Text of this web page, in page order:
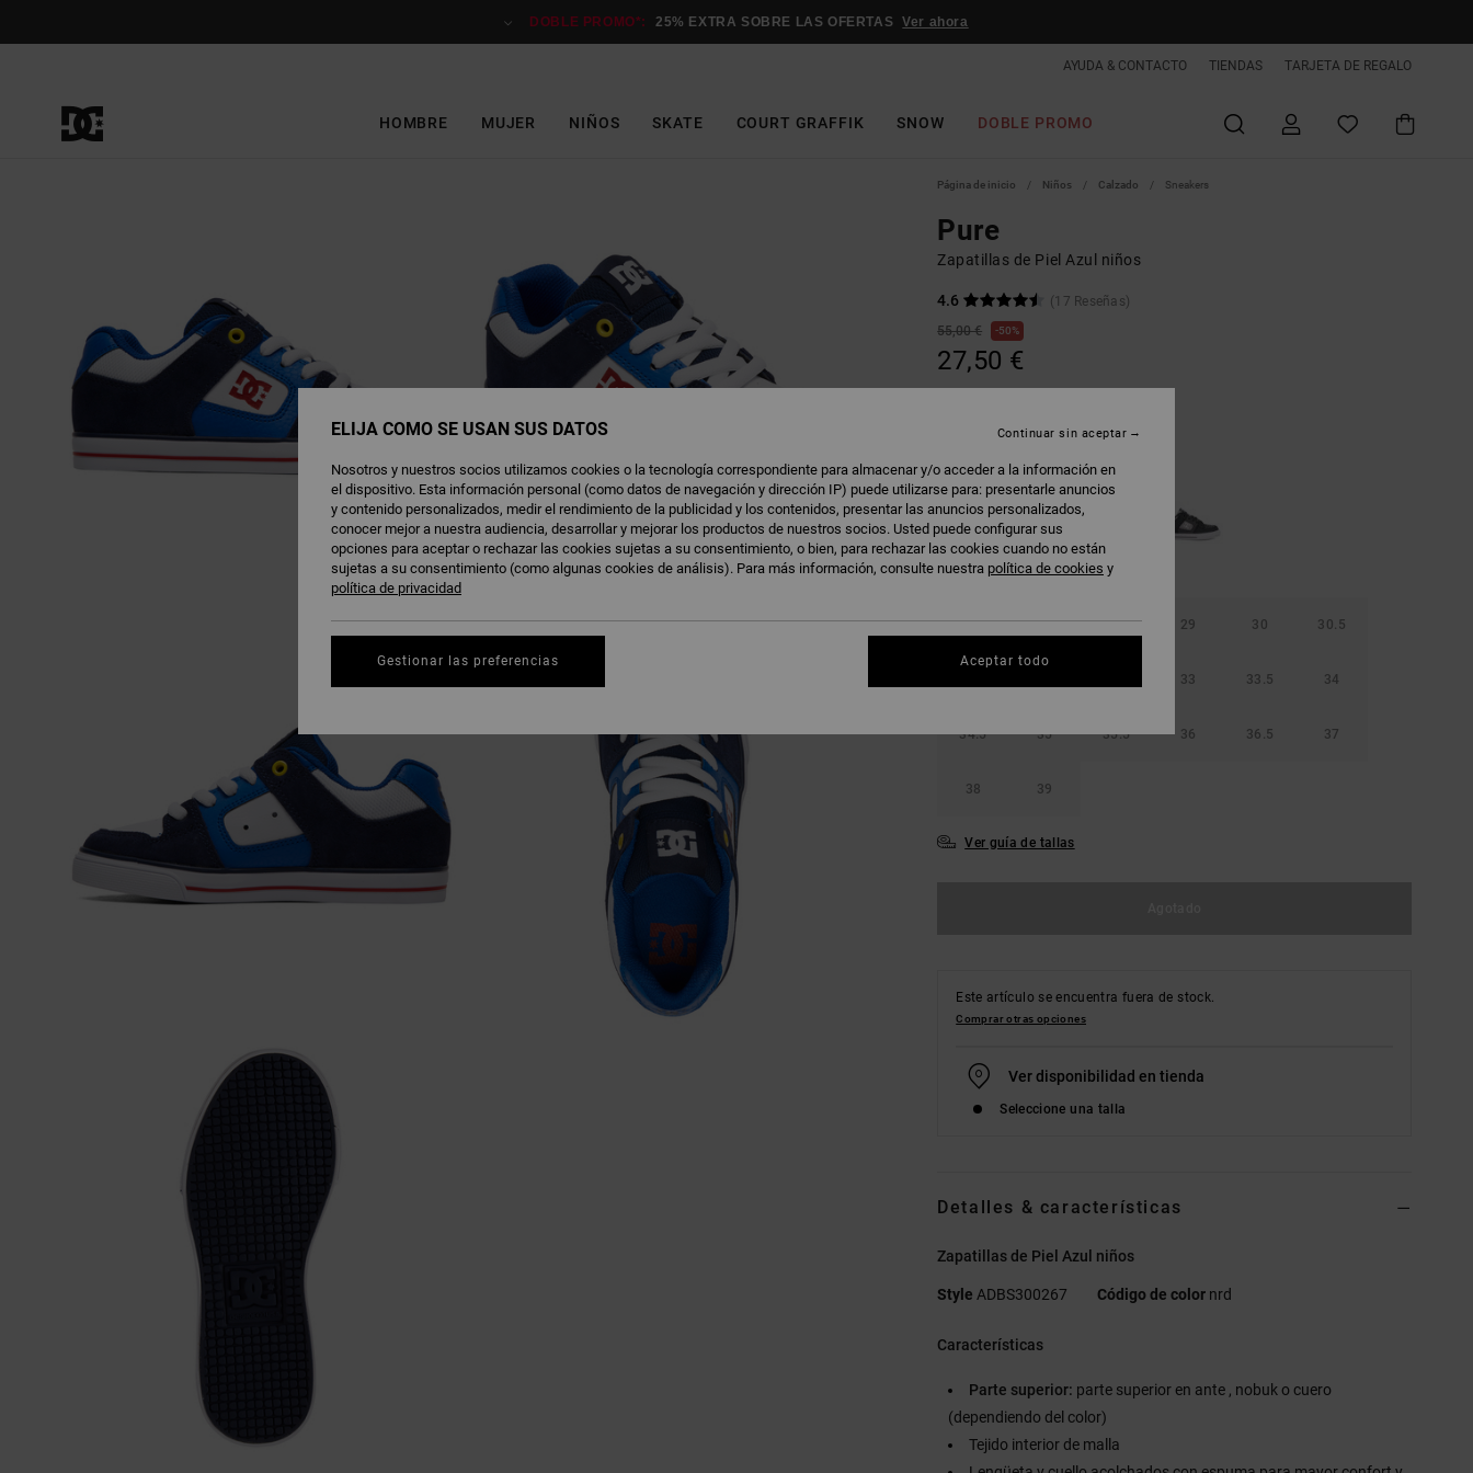
DOBLE PROMO*: 25% EXTRA SOBRE LAS OFERTAS Ver ahora
AYUDA & CONTACTO TIENDAS TARJETA DE REGALO
HOMBRE MUJER NIÑOS SKATE COURT GRAFFIK SNOW DOBLE PROMO
Página de inicio Niños Calzado Sneakers
Pure
Zapatillas de Piel Azul niños
4.6
(17 Reseñas)
55,00 €
50%
27,50 €
Navy/red
27.5 28 28.5 29 30 30.5
33 33.5 34
34.5 35 35.5 36 36.5 37
38 39
Ver guía de tallas
Este artículo se encuentra fuera de stock.
Comprar otras opciones
Ver disponibilidad en tienda
Seleccione una talla
Detalles & características
Zapatillas de Piel Azul niños
Style ADBS300267 Código de color nrd
Características
Parte superior: parte superior en ante , nobuk o cuero
(dependiendo del color)
Tejido interior de malla
ELIJA CÓMO SE USAN SUS DATOS
Nosotros y nuestros socios utilizamos cookies o la tecnología correspondiente para almacenar y/o acceder a la información en
el dispositivo. Esta información personal (como datos de navegación y dirección IP) puede utilizarse para: presentarle anuncios
y contenido personalizados, medir el rendimiento de la publicidad y los contenidos, presentar las anuncios personalizados,
conocer mejor a nuestra audiencia, desarrollar y mejorar los productos de nuestros socios. Usted puede configurar sus
opciones para aceptar o rechazar las cookies sujetas a su consentimiento, o bien, para rechazar las cookies cuando no están
sujetas a su consentimiento (como algunas cookies de análisis). Para más información, consulte nuestra política de cookies y
política de privacidad
Gestionar las preferencias
Continuar sin aceptar
Aceptar todo